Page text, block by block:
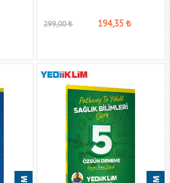
299,00₺ 194,35 ₺